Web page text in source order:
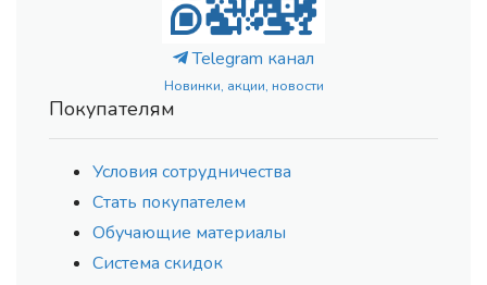
Telegram канал
Новинки, акции, новости
Покупателям
Условия сотрудничества
Стать покупателем
Обучающие материалы
Система скидок